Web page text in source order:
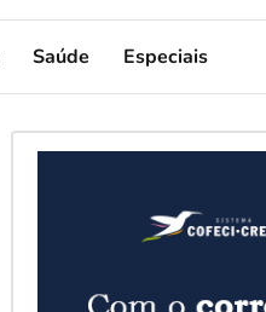
Saúde Especiais